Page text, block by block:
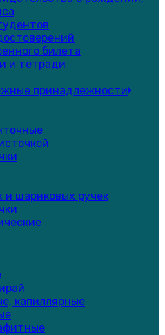
билета
и тетради
принадлежности
и шариковых ручек
капиллярные